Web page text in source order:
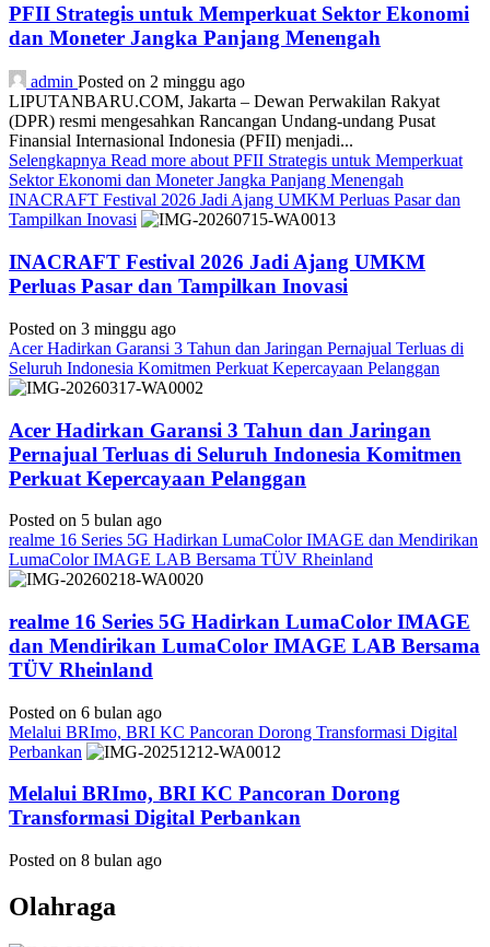
PFII Strategis untuk Memperkuat Sektor Ekonomi
dan Moneter Jangka Panjang Menengah
admin Posted on 2 minggu ago
LIPUTANBARU.COM, Jakarta – Dewan Perwakilan Rakyat
(DPR) resmi mengesahkan Rancangan Undang-undang Pusat
Finansial Internasional Indonesia (PFII) menjadi...
Selengkapnya Read more about PFII Strategis untuk Memperkuat
Sektor Ekonomi dan Moneter Jangka Panjang Menengah
INACRAFT Festival 2026 Jadi Ajang UMKM Perluas Pasar dan
Tampilkan Inovasi
INACRAFT Festival 2026 Jadi Ajang UMKM
Perluas Pasar dan Tampilkan Inovasi
Posted on 3 minggu ago
Acer Hadirkan Garansi 3 Tahun dan Jaringan Pernajual Terluas di
Seluruh Indonesia Komitmen Perkuat Kepercayaan Pelanggan
Acer Hadirkan Garansi 3 Tahun dan Jaringan
Pernajual Terluas di Seluruh Indonesia Komitmen
Perkuat Kepercayaan Pelanggan
Posted on 5 bulan ago
realme 16 Series 5G Hadirkan LumaColor IMAGE dan Mendirikan
LumaColor IMAGE LAB Bersama TÜV Rheinland
realme 16 Series 5G Hadirkan LumaColor IMAGE
dan Mendirikan LumaColor IMAGE LAB Bersama
TÜV Rheinland
Posted on 6 bulan ago
Melalui BRImo, BRI KC Pancoran Dorong Transformasi Digital
Perbankan
Melalui BRImo, BRI KC Pancoran Dorong
Transformasi Digital Perbankan
Posted on 8 bulan ago
Olahraga